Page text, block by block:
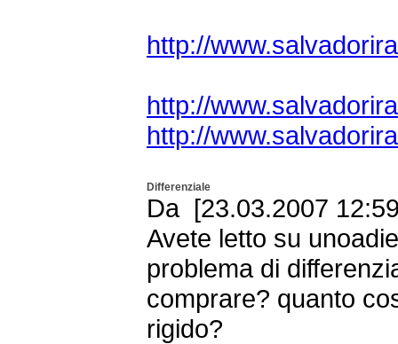
http://
http://
http://
Differenziale
Da [23.03.2007
Avete letto su
problema di
comprare? quanto
rigido?